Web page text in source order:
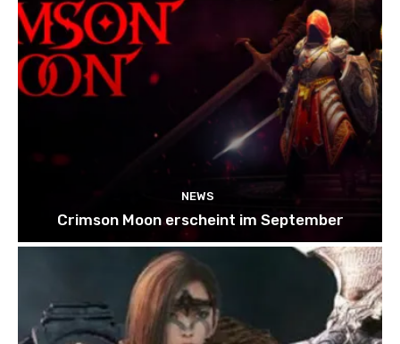
NEWS
Crimson Moon erscheint im September